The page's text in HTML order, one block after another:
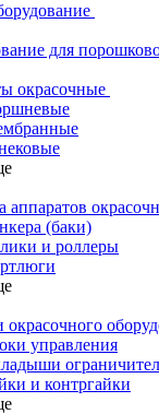
для
окрасочные
аппаратов
(баки)
и роллеры
окрасочного
управления
и контргайки